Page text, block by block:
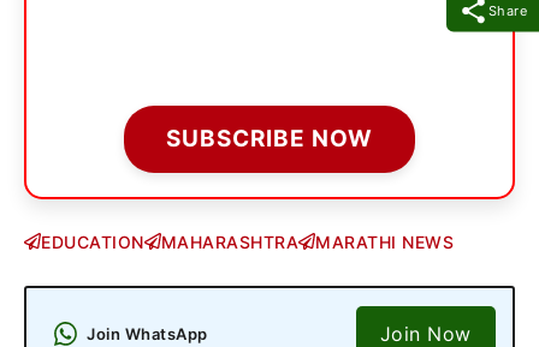
Share
SUBSCRIBE NOW
EDUCATION MAHARASHTRA MARATHI NEWS
Join WhatsApp Join Now